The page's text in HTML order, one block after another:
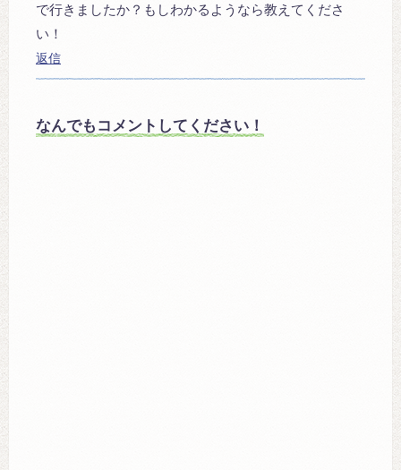
で行きましたか？もしわかるようなら教えてくださ
い！
返信
なんでもコメントしてください！